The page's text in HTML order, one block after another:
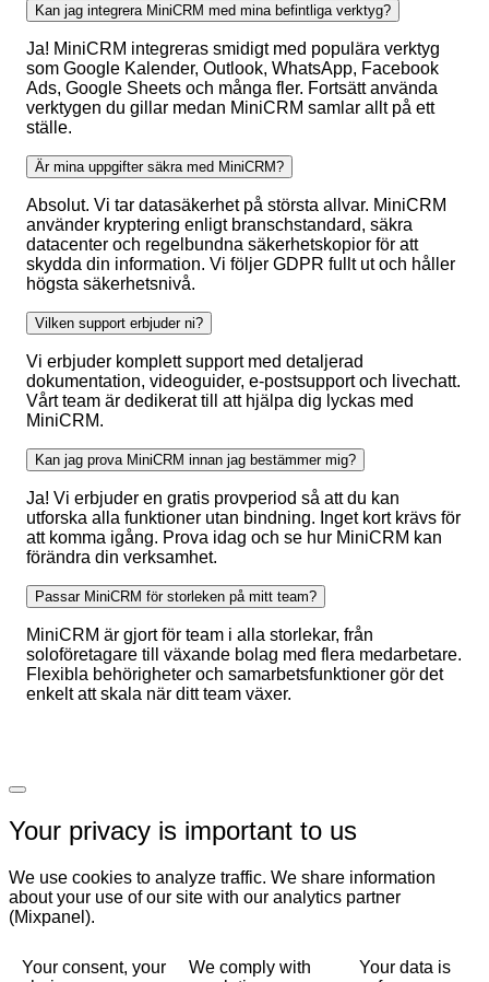
Kan jag integrera MiniCRM med mina befintliga verktyg?
Ja! MiniCRM integreras smidigt med populära verktyg
som Google Kalender, Outlook, WhatsApp, Facebook
Ads, Google Sheets och många fler. Fortsätt använda
verktygen du gillar medan MiniCRM samlar allt på ett
ställe.
Är mina uppgifter säkra med MiniCRM?
Absolut. Vi tar datasäkerhet på största allvar. MiniCRM
använder kryptering enligt branschstandard, säkra
datacenter och regelbundna säkerhetskopior för att
skydda din information. Vi följer GDPR fullt ut och håller
högsta säkerhetsnivå.
Vilken support erbjuder ni?
Vi erbjuder komplett support med detaljerad
dokumentation, videoguider, e-postsupport och livechatt.
Vårt team är dedikerat till att hjälpa dig lyckas med
MiniCRM.
Kan jag prova MiniCRM innan jag bestämmer mig?
Ja! Vi erbjuder en gratis provperiod så att du kan
utforska alla funktioner utan bindning. Inget kort krävs för
att komma igång. Prova idag och se hur MiniCRM kan
förändra din verksamhet.
Passar MiniCRM för storleken på mitt team?
MiniCRM är gjort för team i alla storlekar, från
soloföretagare till växande bolag med flera medarbetare.
Flexibla behörigheter och samarbetsfunktioner gör det
enkelt att skala när ditt team växer.
Your privacy is important to us
We use cookies to analyze traffic. We share information
about your use of our site with our analytics partner
(Mixpanel).
Your consent, your
We comply with
Your data is